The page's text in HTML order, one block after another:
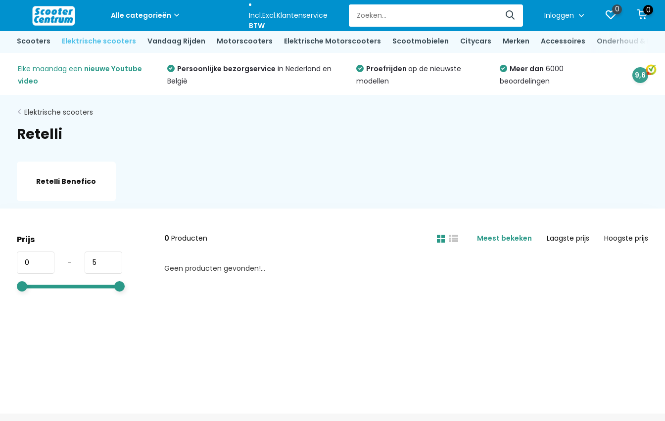
Alle categorieën Incl.Excl.
BTW
Klantenservice Inloggen
0 0
Scooters Elektrische scooters Vandaag Rijden Motorscooters Elektrische Motorscooters Scootmobielen Citycars Merken Accessoires Onderhoud &
Elke maandag een nieuwe Youtube
video
Persoonlijke bezorgservice in Nederland en
België
Proefrijdenop de nieuwste
modellen
Meer dan 6000
beoordelingen
9,6
Elektrische scooters
Retelli
Retelli Benefico
Prijs
-
0 Producten Meest bekeken Laagste prijs Hoogste prijs
Geen producten gevonden!...